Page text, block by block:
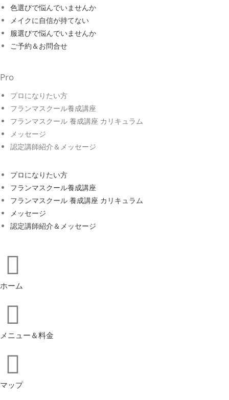
色選びで悩んでいませんか
メイクに自信が持てない
服選びで悩んでいませんか
ご予約＆お問合せ
Pro
プロになりたい方
フランマスクール養成講座
フランマスクール 養成講座 カリキュラム
メッセージ
認定講師紹介＆メッセージ
プロになりたい方
フランマスクール養成講座
フランマスクール 養成講座 カリキュラム
メッセージ
認定講師紹介＆メッセージ
ホーム
メニュー＆料金
マップ